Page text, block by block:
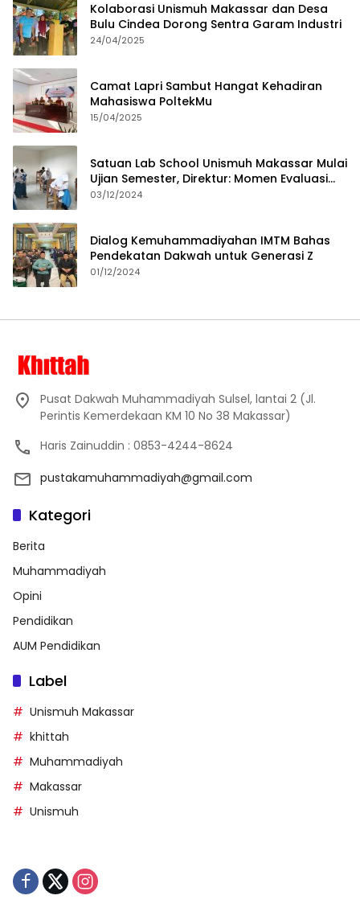
Kolaborasi Unismuh Makassar dan Desa
Bulu Cindea Dorong Sentra Garam Industri
24/04/2025
Camat Lapri Sambut Hangat Kehadiran
Mahasiswa PoltekMu
15/04/2025
Satuan Lab School Unismuh Makassar Mulai
Ujian Semester, Direktur: Momen Evaluasi
Proses Pembelajaran
03/12/2024
Dialog Kemuhammadiyahan IMTM Bahas
Pendekatan Dakwah untuk Generasi Z
01/12/2024
Pusat Dakwah Muhammadiyah Sulsel, lantai 2 (Jl.
Perintis Kemerdekaan KM 10 No 38 Makassar)
Haris Zainuddin : 0853-4244-8624
pustakamuhammadiyah@gmail.com
Kategori
Berita
Muhammadiyah
Opini
Pendidikan
AUM Pendidikan
Label
Unismuh Makassar
khittah
Muhammadiyah
Makassar
Unismuh